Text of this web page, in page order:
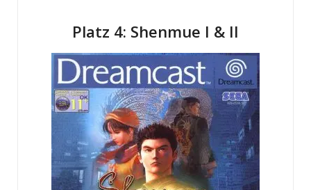
Platz 4: Shenmue I & II